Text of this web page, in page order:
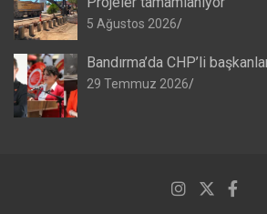
5 Ağustos 2026
Bandırma’da CHP’li
29 Temmuz 2026